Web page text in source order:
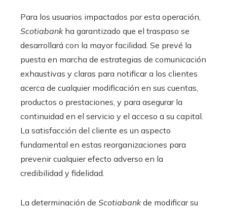
Para los usuarios impactados por esta operación,
Scotiabankha garantizado que el traspaso se
desarrollará con la mayor facilidad. Se prevé la
puesta en marcha de estrategias de comunicación
exhaustivas y claras para notificar a los clientes
acerca de cualquier modificación en sus cuentas,
productos o prestaciones, y para asegurar la
continuidad en el servicio y el acceso a su capital.
La satisfacción del cliente es un aspecto
fundamental en estas reorganizaciones para
prevenir cualquier efecto adverso en la
credibilidad y fidelidad.
La determinación de Scotiabankde modificar su